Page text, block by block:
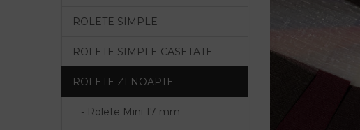
ROLETE SIMPLE
ROLETE SIMPLE CASETATE
ROLETE ZI NOAPTE
- Rolete Mini 17 mm